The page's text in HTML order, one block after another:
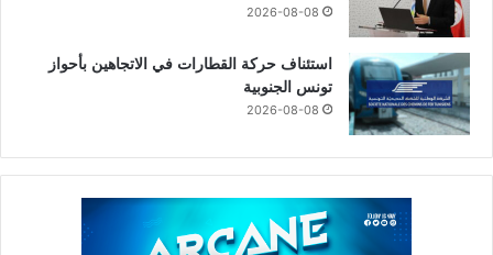
2026-08-08
استئناف حركة القطارات في الاتجاهين بأحواز
تونس الجنوبية
2026-08-08